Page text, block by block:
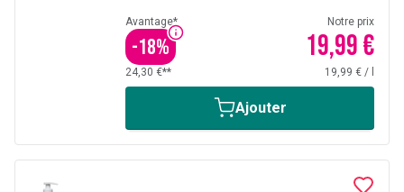
Avantage*
-18%
Notre prix
19,99 €
24,30 €** 19,99 € /
Ajouter